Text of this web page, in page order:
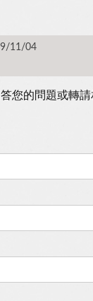
11/04
您的問題或轉